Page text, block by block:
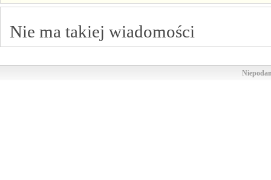
Nie ma takiej wiadomości